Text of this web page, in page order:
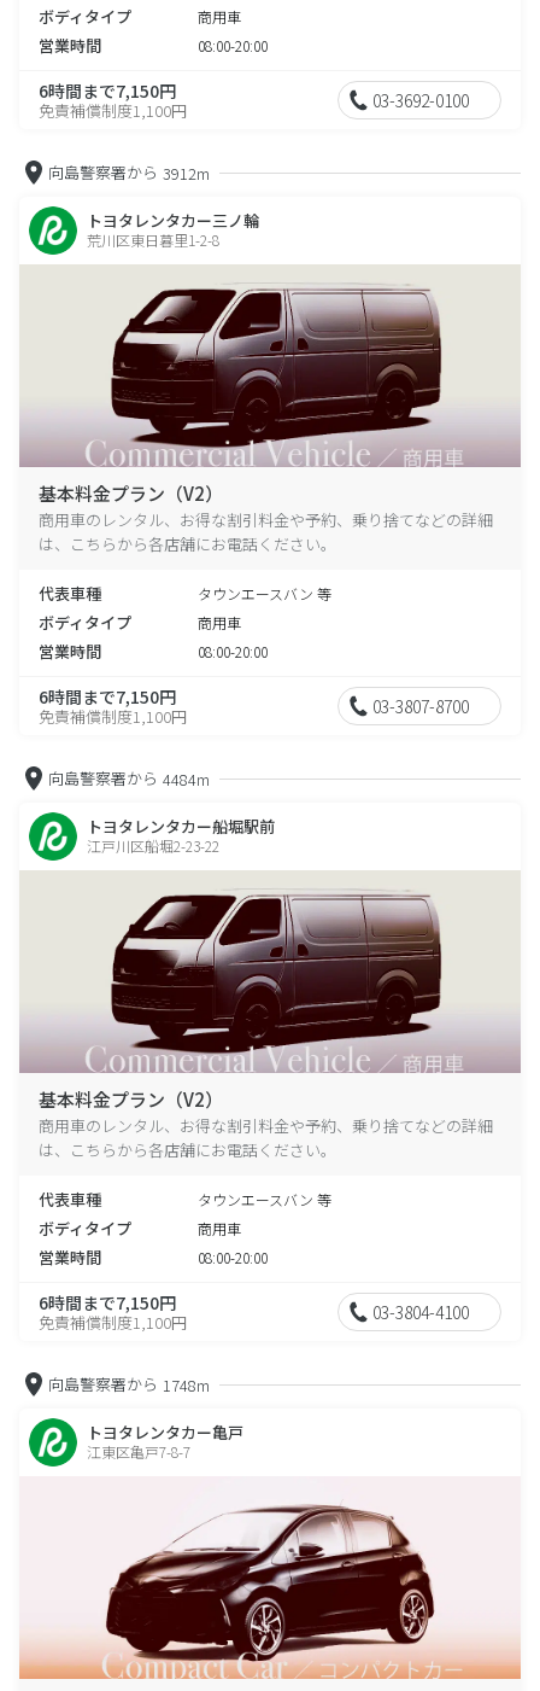
ボディタイプ 商用車
営業時間 08:00-20:00
6時間まで7,150円
免責補償制度1,100円 03-3692-0100
向島警察署から 3912m
トヨタレンタカー三ノ輪
荒川区東日暮里1-2-8
基本料金プラン（V2）
商用車のレンタル、お得な割引料金や予約、乗り捨てなどの詳細
は、こちらから各店舗にお電話ください。
代表車種 タウンエースバン 等
ボディタイプ 商用車
営業時間 08:00-20:00
6時間まで7,150円
免責補償制度1,100円 03-3807-8700
向島警察署から 4484m
トヨタレンタカー船堀駅前
江戸川区船堀2-23-22
基本料金プラン（V2）
商用車のレンタル、お得な割引料金や予約、乗り捨てなどの詳細
は、こちらから各店舗にお電話ください。
代表車種 タウンエースバン 等
ボディタイプ 商用車
営業時間 08:00-20:00
6時間まで7,150円
免責補償制度1,100円 03-3804-4100
向島警察署から 1748m
トヨタレンタカー亀戸
江東区亀戸7-8-7